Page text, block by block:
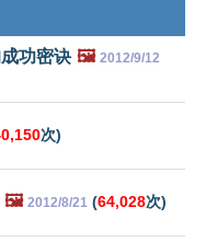
功密诀 🖼️ 2012/9/12
次)
🖼️ 2012/8/21 (64,028次)